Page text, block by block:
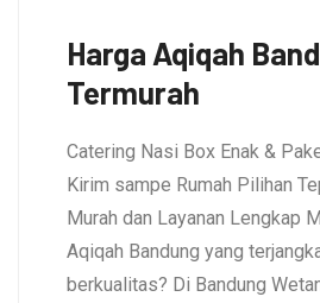
Harga Aqiqah
Termurah
Catering Nasi Box Enak &
Kirim sampe Rumah Pilihan
Murah dan Layanan Lengkap
Aqiqah Bandung yang
berkualitas? Di Bandung